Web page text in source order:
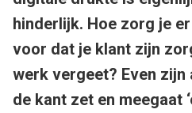
hinderlijk. Hoe zorg je
voor dat je klant zijn
werk vergeet? Even zijn
de kant zet en meegaat